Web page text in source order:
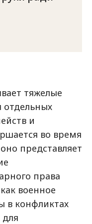
тяжелые
отдельных
и
во время
представляет
права
военное
в конфликтах